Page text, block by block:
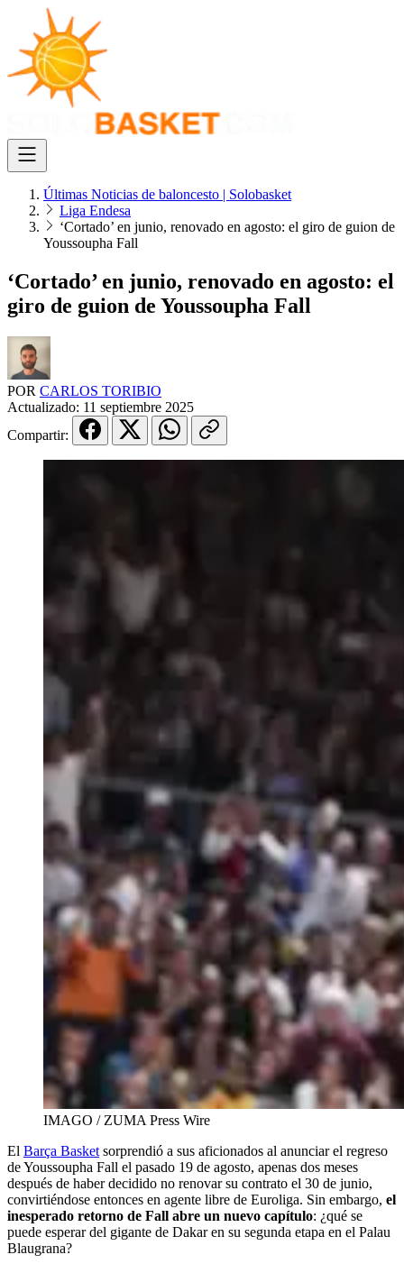
Últimas Noticias de baloncesto | Solobasket
Liga Endesa
‘Cortado’ en junio, renovado en agosto: el giro de guion de
Youssoupha Fall
‘Cortado’ en junio, renovado en agosto: el
giro de guion de Youssoupha Fall
POR CARLOS TORIBIO
Actualizado: 11 septiembre 2025
Compartir:
IMAGO / ZUMA Press Wire
El Barça Basket sorprendió a sus aficionados al anunciar el regreso
de Youssoupha Fall el pasado 19 de agosto, apenas dos meses
después de haber decidido no renovar su contrato el 30 de junio,
convirtiéndose entonces en agente libre de Euroliga. Sin embargo, el
inesperado retorno de Fall abre un nuevo capítulo: ¿qué se
puede esperar del gigante de Dakar en su segunda etapa en el Palau
Blaugrana?